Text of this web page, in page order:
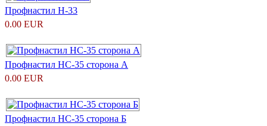
Профнастил H-33
0.00 EUR
Профнастил НС-35 сторона А
0.00 EUR
Профнастил НС-35 сторона Б